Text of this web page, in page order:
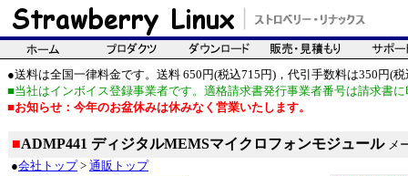
●送料は全国一律料金です。送料 650円(税込715円)，代引手数料は350円(税
■当社はインボイス登録事業者です。適格請求書発行事業者番号は請求書
■お知らせ：今年のお盆休みは休みなく営業いたします。
■ADMP441 ディジタルMEMSマイクロフォンモジュール メ
●会社トップ> 通販トップ